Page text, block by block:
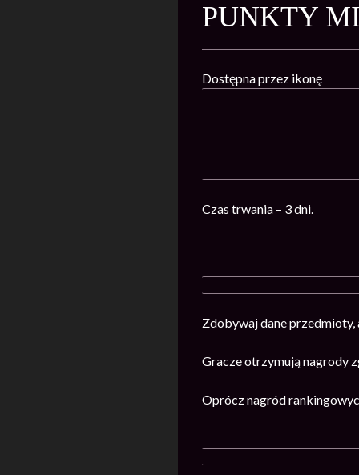
PUNKTY
Dostępna przez ikonę
Czas trwania – 3 dni.
Zdobywaj dane
Gracze otrzymują nagrody
Oprócz nagród